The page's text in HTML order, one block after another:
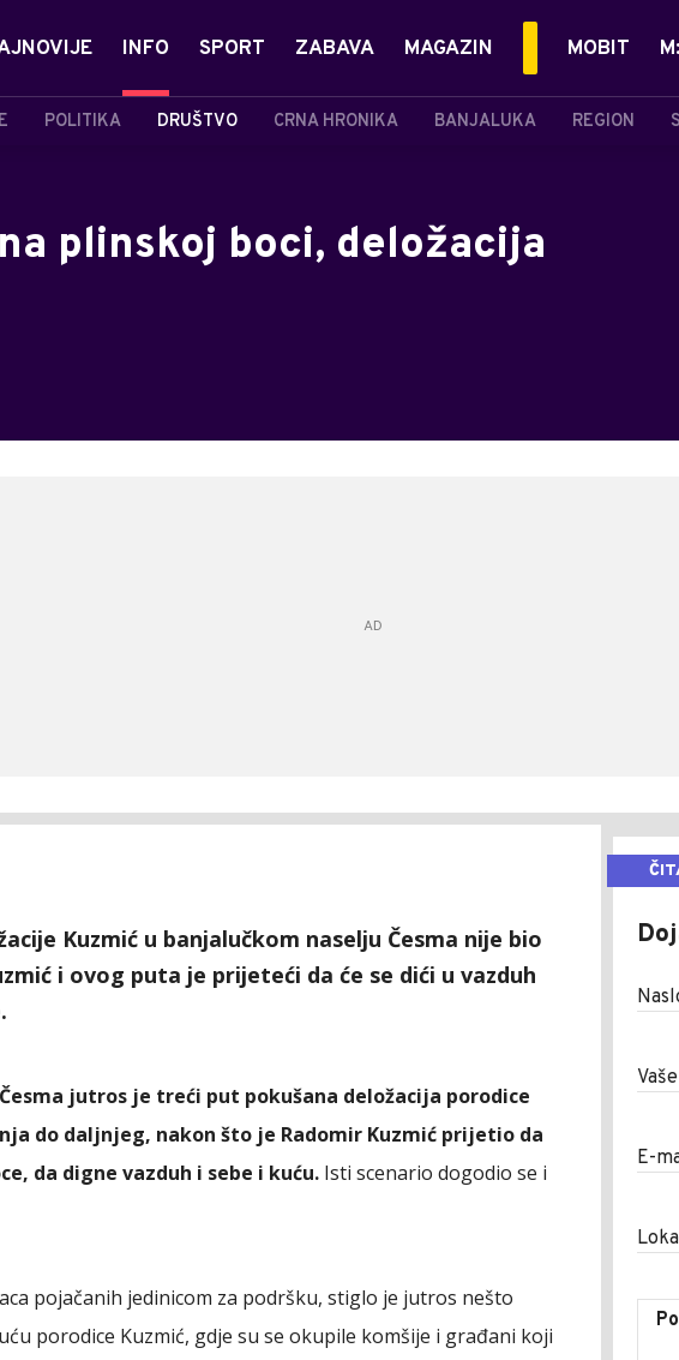
INFO
POLITIKA DRUŠTVO CRNA HRONIKA BANJALUKA REGION
SPORT ZABAVA MAGAZIN MOBIT
plinskoj boci, deložacija
Kuzmić u banjalučkom naselju Česma nije bio
i ovog puta je prijeteći da će se dići u vazduh
jutros je treći put pokušana deložacija porodice
do daljnjeg, nakon što je Radomir Kuzmić prijetio da
da digne vazduh i sebe i kuću. Isti scenario dogodio se i
pojačanih jedinicom za podršku, stiglo je jutros nešto
porodice Kuzmić, gdje su se okupile komšije i građani koji
E-